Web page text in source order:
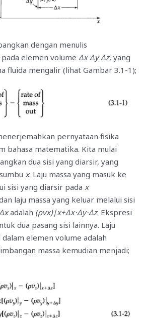
dengan menulis
elemen volume Δx Δy Δz, yang
fluida mengalir (lihat Gambar 3.1-1);
pernyataan fisika
bahasa matematika. Kita mulai
dua sisi yang diarsir, yang
x. Laju massa yang masuk ke
sisi yang diarsir pada x
laju massa yang keluar melalui sisi
adalah (ρvx)∣x+Δx⋅Δy⋅Δz. Ekspresi
dua pasang sisi lainnya. Laju
elemen volume adalah
massa kemudian menjadi;